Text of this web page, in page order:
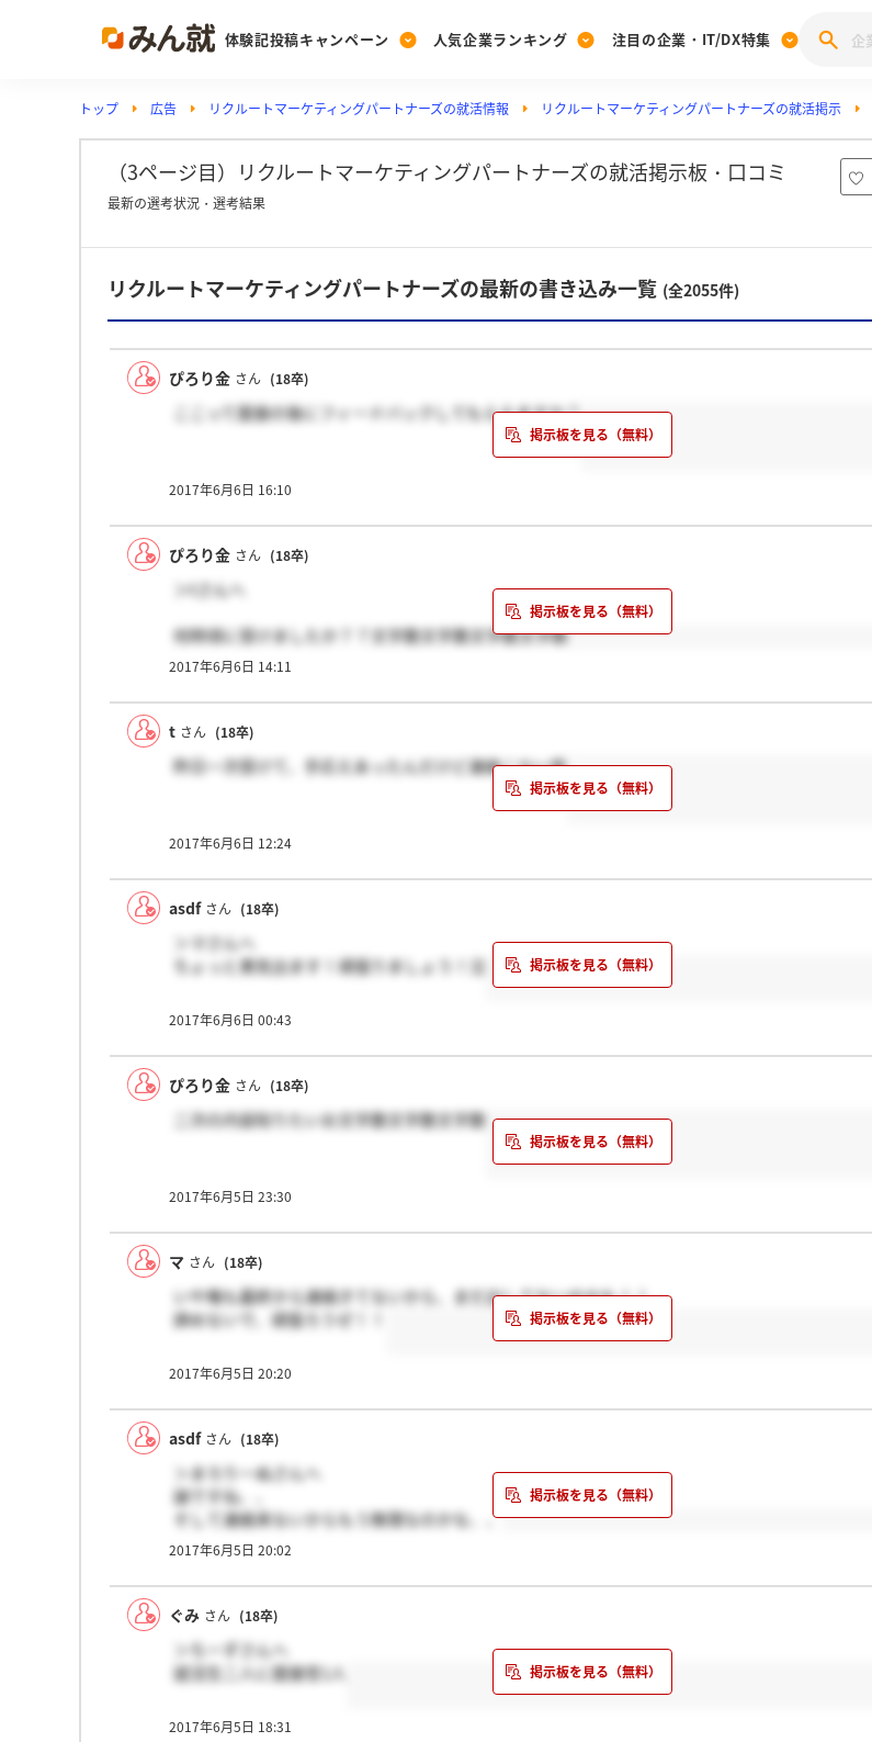
体験記投稿キャンペーン
Post
投稿する
[27卒] 本選考体験記投稿キャンペーン
人気企業ランキング
Ranking
ランキングを見る
みんなのDX企業就職ブランド調査
Vote
投票する
注目の企業・IT/DX特集
PickUp
注目の企業特集
動画で知ろう！業界・企業研究
トップ 広告 リクルートマーケティングパートナーズの就活情報 リクルートマーケティングパートナーズの就活掲示
（3ページ目）リクルートマーケティングパートナーズの就活掲示板・口コミ
最新の選考状況・選考結果
リクルートマーケティングパートナーズの最新の書き込み一覧 (全2055件)
ぴろり金 さん (18卒)
ここって面接の後にフィードバックしてもらえますか？
2017年6月6日 16:10
ぴろり金 さん (18卒)
＞tさんへ
何時頃に受けましたか？？文字数文字数文字数文字数
2017年6月6日 14:11
t さん (18卒)
昨日一次受けて、手応えあったんだけど連絡こない笑
2017年6月6日 12:24
asdf さん (18卒)
＞マさんへ
ちょっと勇気出ます！頑張りましょう！泣
2017年6月6日 00:43
ぴろり金 さん (18卒)
二次の内容知りたいお文字数文字数文字数
2017年6月5日 23:30
マ さん (18卒)
いや俺も最終から連絡きてないから、まだ出してないのかも！！
諦めないで、頑張ろうぜ！！
2017年6月5日 20:20
asdf さん (18卒)
＞まろりーぬさんへ
謎ですね、、
そして連絡来ないからもう無理なのかな、、
2017年6月5日 20:02
ぐみ さん (18卒)
＞ちーずさんへ
就活生二人に面接官1人
2017年6月5日 18:31